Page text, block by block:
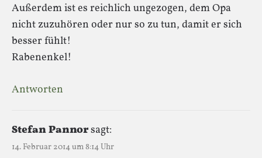
Außerdem ist es reichlich ungezogen, dem Opa
nicht zuzuhören oder nur so zu tun, damit er sich
besser fühlt!
Rabenenkel!
Antworten
Stefan Pannorsagt:
14. Februar 2014 um 8:14 Uhr